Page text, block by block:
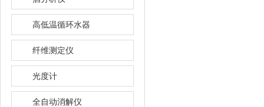
高低温循环水器
纤维测定仪
光度计
全自动消解仪